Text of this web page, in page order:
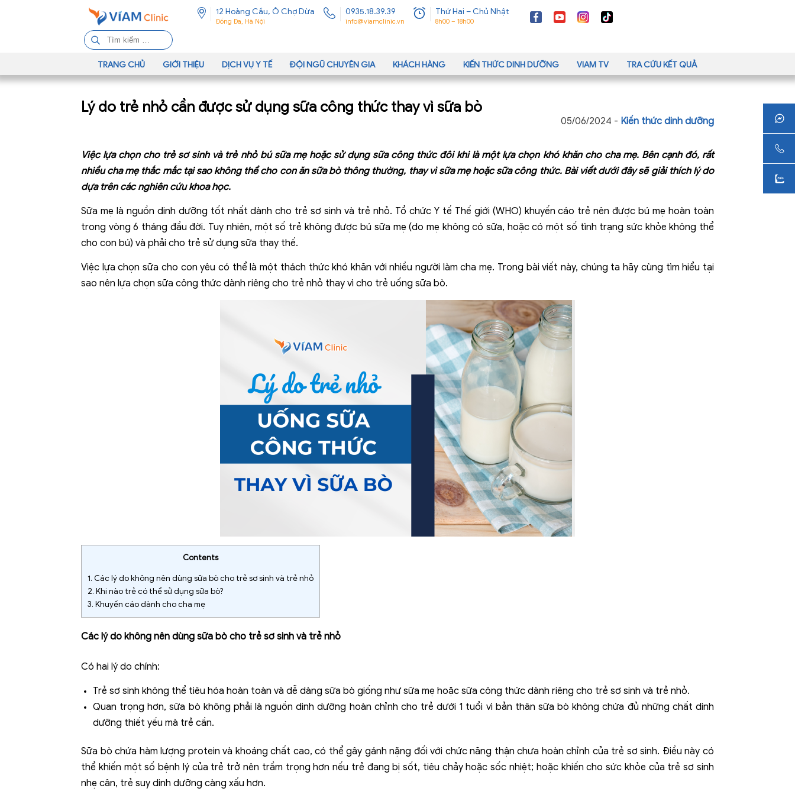
12 Hoàng Cầu, Ô Chợ Dừa
Đống Đa, Hà Nội
0935.18.39.39
info@viamclinic.vn
Thứ Hai – Chủ Nhật
8h00 – 18h00
ì
m
k
ế
o
:
TRANG CHỦ GIỚI THIỆU DỊCH VỤ Y TẾ ĐỘI NGŨ CHUYÊN GIA KHÁCH HÀNG KIẾN THỨC DINH DƯỠNG VIAM TV TRA CỨU KẾT QUẢ
Lý do trẻ nhỏ cần được sử dụng sữa công thức thay vì sữa bò
05/06/2024 - Kiến thức dinh dưỡng
Việc lựa chọn cho trẻ sơ sinh và trẻ nhỏ bú sữa mẹ hoặc sử dụng sữa công thức đôi khi là một lựa chọn khó khăn cho cha mẹ. Bên cạnh đó, rất
nhiều cha mẹ thắc mắc tại sao không thể cho con ăn sữa bò thông thường, thay vì sữa mẹ hoặc sữa công thức. Bài viết dưới đây sẽ giải thích lý do
dựa trên các nghiên cứu khoa học.
Sữa mẹ là nguồn dinh dưỡng tốt nhất dành cho trẻ sơ sinh và trẻ nhỏ. Tổ chức Y tế Thế giới (WHO) khuyến cáo trẻ nên được bú mẹ hoàn toàn
trong vòng 6 tháng đầu đời. Tuy nhiên, một số trẻ không được bú sữa mẹ (do mẹ không có sữa, hoặc có một số tình trạng sức khỏe không thể
cho con bú) và phải cho trẻ sử dụng sữa thay thế.
Việc lựa chọn sữa cho con yêu có thể là một thách thức khó khăn với nhiều người làm cha mẹ. Trong bài viết này, chúng ta hãy cùng tìm hiểu tại
sao nên lựa chọn sữa công thức dành riêng cho trẻ nhỏ thay vì cho trẻ uống sữa bò.
Contents
1. Các lý do không nên dùng sữa bò cho trẻ sơ sinh và trẻ nhỏ
2. Khi nào trẻ có thể sử dụng sữa bò?
3. Khuyến cáo dành cho cha mẹ
Các lý do không nên dùng sữa bò cho trẻ sơ sinh và trẻ nhỏ
Có hai lý do chính:
Trẻ sơ sinh không thể tiêu hóa hoàn toàn và dễ dàng sữa bò giống như sữa mẹ hoặc sữa công thức dành riêng cho trẻ sơ sinh và trẻ nhỏ.
Quan trọng hơn, sữa bò không phải là nguồn dinh dưỡng hoàn chỉnh cho trẻ dưới 1 tuổi vì bản thân sữa bò không chứa đủ những chất dinh
dưỡng thiết yếu mà trẻ cần.
Sữa bò chứa hàm lượng protein và khoáng chất cao, có thể gây gánh nặng đối với chức năng thận chưa hoàn chỉnh của trẻ sơ sinh. Điều này có
thể khiến một số bệnh lý của trẻ trở nên trầm trọng hơn nếu trẻ đang bị sốt, tiêu chảy hoặc sốc nhiệt; hoặc khiến cho sức khỏe của trẻ sơ sinh
nhẹ cân, trẻ suy dinh dưỡng càng xấu hơn.